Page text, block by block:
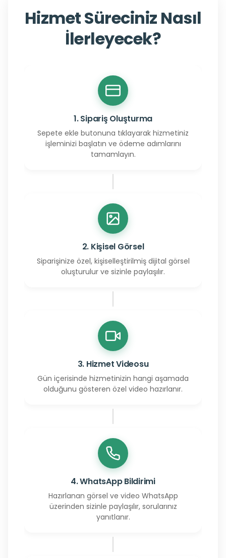
Hizmet Süreciniz Nasıl
İlerleyecek?
1. Sipariş Oluşturma
Sepete ekle butonuna tıklayarak hizmetiniz
işleminizi başlatın ve ödeme adımlarını
tamamlayın.
2. Kişisel Görsel
Siparişinize özel, kişiselleştirilmiş dijital görsel
oluşturulur ve sizinle paylaşılır.
3. Hizmet Videosu
Gün içerisinde hizmetinizin hangi aşamada
olduğunu gösteren özel video hazırlanır.
4. WhatsApp Bildirimi
Hazırlanan görsel ve video WhatsApp
üzerinden sizinle paylaşılır, sorularınız
yanıtlanır.